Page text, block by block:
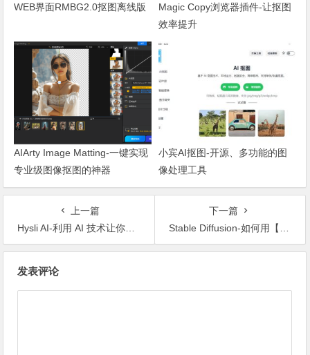
WEB界面RMBG2.0抠图离线版
Magic Copy浏览器插件-让抠图
效率提升
AIArty Image Matting-一键实现
专业级图像抠图的神器
小宾AI抠图-开源、多功能的图
像处理工具
上一篇
Hysli AI-利用 AI 技术让你的二维码变成精美绝伦、令人惊叹的可扫码插画
下一篇
Stable Diffusion-如何用【提示词】控制镜头画面景别以及角度
发表评论